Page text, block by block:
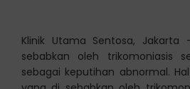
Klinik Utama Sentosa,
sebabkan oleh trikomoniasis
sebagai keputihan abnormal.